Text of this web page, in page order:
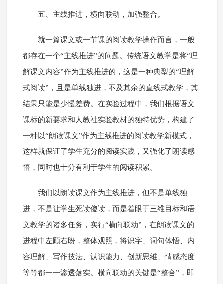
五、主线推进，横向联动，加强整合。
就一篇课文或一节课的阅读教学操作而言，一般
都存在一个“主线推进”的问题。传统语文教学是将“理
解课文内容”作为主线推进的，这是一种典型的“理解
式阅读”，且是单线独进，不及其余的直线式教学，其
结果只能是少慢差费。在实验过程中，我们根据语文
课标的新要求和人教社实验教材的独特优势，构建了
一种以“朗读课文”作为主线推进的阅读教学新模式，
这样就保证了学生充分的阅读实践，又强化了朗读感
悟，同时也十分有利于学生的阅读积累。
我们以朗读课文作为主线推进，但不是单线独
进，不是让学生死读傻读，而是着眼于三维目标和语
文教学的诸多任务，实行“横向联动”，在朗读课文的
进程中左顾右盼，整体观照，将识字、词句体悟、内
容理解、写作技法、认识能力、创新思维、情感态度
等等都一一渗透落实。横向联动的关键是“整合”，即